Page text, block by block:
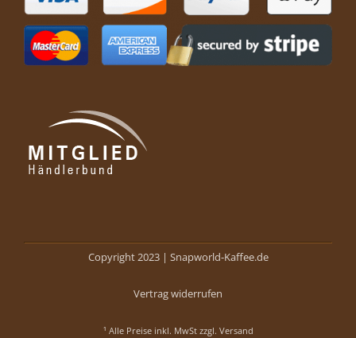
Copyright 2023 | Snapworld-Kaffee.de
Vertrag widerrufen
¹ Alle Preise inkl. MwSt zzgl. Versand